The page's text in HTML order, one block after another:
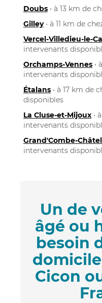
Doubs • à 13 km de
Gilley• à 11 km de
Vercel-Villedieu-le-
intervenants
Orchamps-Vennes •
intervenants
Étalans • à 17 km de
disponibles
La Cluse-et-Mijoux •
intervenants
Grand'Combe-
intervenants
Un de
âgé ou
besoin
Cicon